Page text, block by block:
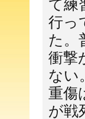
行っ
た。
衝撃
ない
重傷
が戦